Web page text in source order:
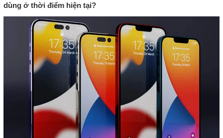
dùng ở thời điểm hiện tại?